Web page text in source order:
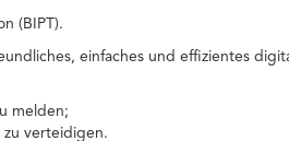
(BIPT).
einfaches und effizientes
melden;
zu verteidigen.